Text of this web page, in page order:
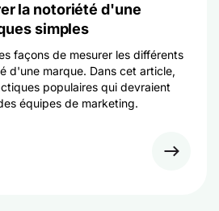
la notoriété d'une
simples
façons de mesurer les différents
d'une marque. Dans cet article,
populaires qui devraient
équipes de marketing.